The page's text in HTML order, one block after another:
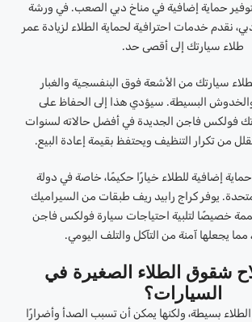
حماية إضافية في مناخ دبي الصعب. في ورشة
نقدم خدمات احترافية لحماية الطلاء لزيادة عمر
طلاء سيارتك إلى أقصى حد.
سيارتك من الأشعة فوق البنفسجية والغبار
البسيطة. سيؤدي هذا إلى الحفاظ على
فولكس فاجن الجديدة في أفضل حالاته لسنوات
من تكرار التنظيف ويحتفظ بقيمة إعادة البيع.
إضافية للطلاء خيارًا حكيمًا، خاصة في دولة
يوفر كراج رابيد ريف طبقات من السيراميك
خصيصًا لتلبية احتياجات سيارة فولكس فاجن
يجعلها آمنة من التآكل والتلف اليومي.
شقوق الطلاء الصغيرة في
السيارات؟
بسيطة، ولكنها يمكن أن تسبب الصدأ وأضرارًا